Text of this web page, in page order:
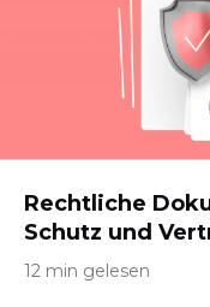
Rechtliche
Schutz und
12 min gelesen